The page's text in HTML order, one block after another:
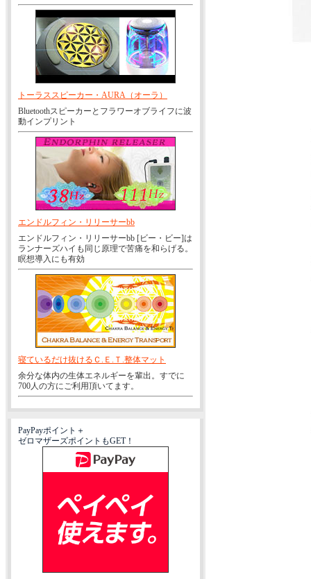
トーラススピーカー・AURA（オーラ）
Bluetoothスピーカーとフラワーオブライフに波
動インプリント
エンドルフィン・リリーサーbb
エンドルフィン・リリーサーbb [ビー・ビー]は
ランナーズハイも同じ原理で苦痛を和らげる。
瞑想導入にも有効
寝ているだけ抜けるＣ.Ｅ.Ｔ.整体マット
余分な体内の生体エネルギーを輩出。すでに
700人の方にご利用頂いてます。
PayPayポイント＋
ゼロマザーズポイントもGET！